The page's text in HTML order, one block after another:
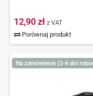
12,90 zł z VAT
Porównaj produkt
Na zamówienie (3-4 dni